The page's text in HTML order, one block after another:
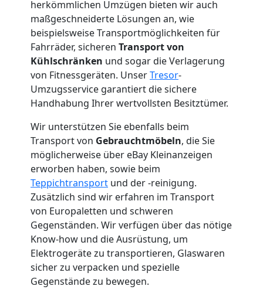
herkömmlichen Umzügen bieten wir auch
maßgeschneiderte Lösungen an, wie
beispielsweise Transportmöglichkeiten für
Fahrräder, sicheren Transport von
Kühlschränken und sogar die Verlagerung
von Fitnessgeräten. UnserTresor-
Umzugsservice garantiert die sichere
Handhabung Ihrer wertvollsten Besitztümer.
Wir unterstützen Sie ebenfalls beim
Transport von Gebrauchtmöbeln, die Sie
möglicherweise über eBay Kleinanzeigen
erworben haben, sowie beim
Teppichtransport und der -reinigung.
Zusätzlich sind wir erfahren im Transport
von Europaletten und schweren
Gegenständen. Wir verfügen über das nötige
Know-how und die Ausrüstung, um
Elektrogeräte zu transportieren, Glaswaren
sicher zu verpacken und spezielle
Gegenstände zu bewegen.
Beiladung
Wiener
Neustadt
Mini
Umzug
Wiener
Neustadt
Umzug